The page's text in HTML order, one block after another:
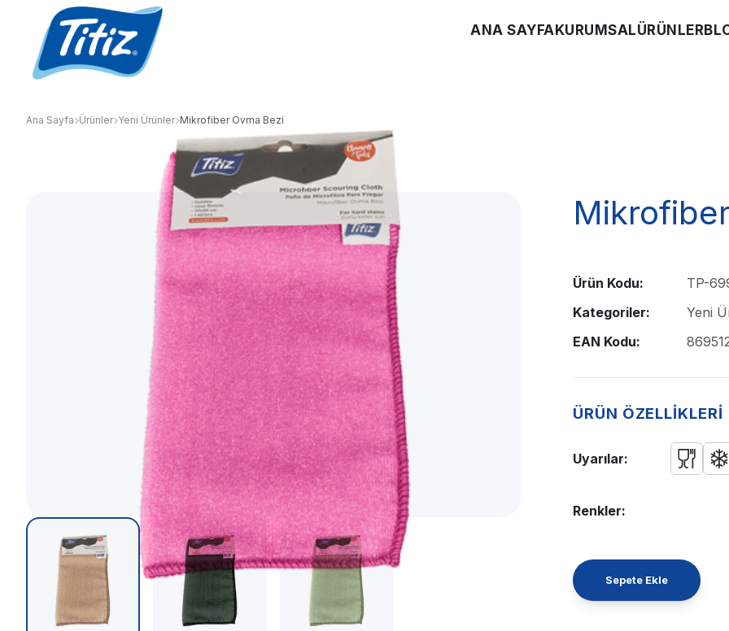
ANA SAYFA KURUMSALÜRÜNLER
Ana Sayfa Ürünler Yeni Ürünler Mikrofiber Ovma Bezi
Ürün Kodu:
TP-
Kategoriler:
Yeni
EAN Kodu:
ÜRÜN ÖZELLİKLERİ
Uyarılar:
Renkler:
Sepete Ekle